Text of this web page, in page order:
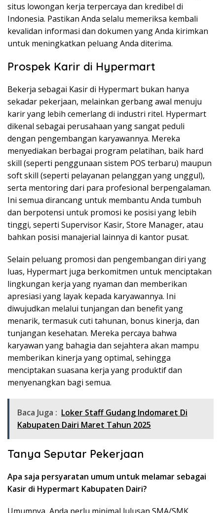
situs lowongan kerja terpercaya dan kredibel di
Indonesia. Pastikan Anda selalu memeriksa kembali
kevalidan informasi dan dokumen yang Anda kirimkan
untuk meningkatkan peluang Anda diterima.
Prospek Karir di Hypermart
Bekerja sebagai Kasir di Hypermart bukan hanya
sekadar pekerjaan, melainkan gerbang awal menuju
karir yang lebih cemerlang di industri ritel. Hypermart
dikenal sebagai perusahaan yang sangat peduli
dengan pengembangan karyawannya. Mereka
menyediakan berbagai program pelatihan, baik hard
skill (seperti penggunaan sistem POS terbaru) maupun
soft skill (seperti pelayanan pelanggan yang unggul),
serta mentoring dari para profesional berpengalaman.
Ini semua dirancang untuk membantu Anda tumbuh
dan berpotensi untuk promosi ke posisi yang lebih
tinggi, seperti Supervisor Kasir, Store Manager, atau
bahkan posisi manajerial lainnya di kantor pusat.
Selain peluang promosi dan pengembangan diri yang
luas, Hypermart juga berkomitmen untuk menciptakan
lingkungan kerja yang nyaman dan memberikan
apresiasi yang layak kepada karyawannya. Ini
diwujudkan melalui tunjangan dan benefit yang
menarik, termasuk cuti tahunan, bonus kinerja, dan
tunjangan kesehatan. Mereka percaya bahwa
karyawan yang bahagia dan sejahtera akan mampu
memberikan kinerja yang optimal, sehingga
menciptakan suasana kerja yang produktif dan
menyenangkan bagi semua.
Baca Juga : Loker Staff Gudang Indomaret Di
Kabupaten Dairi Maret Tahun 2025
Tanya Seputar Pekerjaan
Apa saja persyaratan umum untuk melamar sebagai
Kasir di Hypermart Kabupaten Dairi?